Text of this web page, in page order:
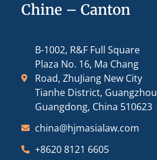
Chine – Canton
B-1002, R&F Full Square
Plaza No. 16, Ma Chang
Road, ZhuJiang New City
Tianhe District, Guangzhou
Guangdong, China 510623
china@hjmasialaw.com
+8620 8121 6605